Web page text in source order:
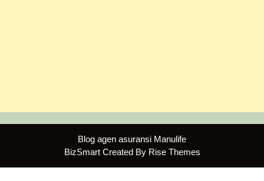
Blog agen asuransi Manulife
BizSmart Created By Rise Themes